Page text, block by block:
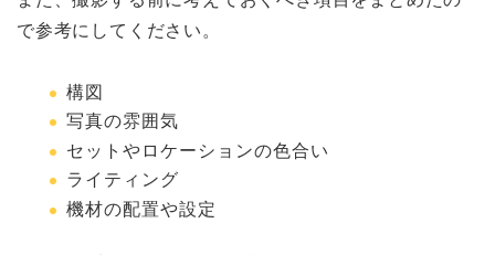
で参考にしてください。
構図
写真の雰囲気
セットやロケーションの色合い
ライティング
機材の配置や設定